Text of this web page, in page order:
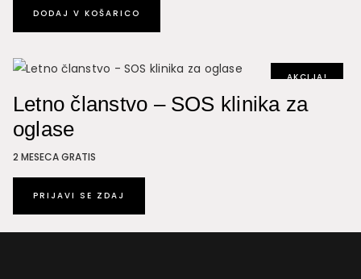
DODAJ V KOŠARICO
AKCIJA!
Letno članstvo – SOS klinika za
oglase
2 MESECA GRATIS
PRIJAVI SE ZDAJ